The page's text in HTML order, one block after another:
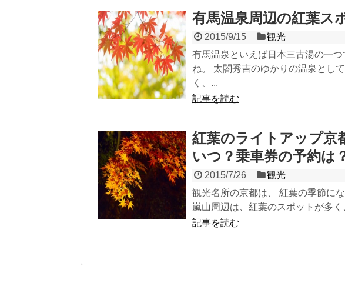
有馬温泉周辺の紅葉ス
2015/9/15
観光
有馬温泉といえば日本三古湯の一
ね。 太閤秀吉のゆかりの温泉とし
く、...
記事を読む
紅葉のライトアップ京
いつ？乗車券の予約は
2015/7/26
観光
観光名所の京都は、 紅葉の季節に
嵐山周辺は、紅葉のスポットが多
記事を読む